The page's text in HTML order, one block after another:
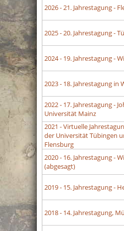
2026- 21. Jahrestagung -
2025- 20. Jahrestagung -
2024- 19. Jahrestagung -
2023- 18. Jahrestagung in
2022- 17. Jahrestagung -
Universität Mainz
2021 - Virtuelle
der Universität Tübingen
Flensburg
2020- 16. Jahrestagung -
(abgesagt)
2019- 15. Jahrestagung -
2018- 14. Jahrestagung,